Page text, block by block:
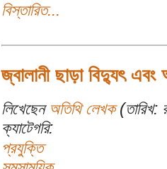
বিস্তারিত...
জ্বালানী ছাড়া বিদ্যুৎ
লিখেছেন অতিথি লেখক(তারিখ:
ক্যাটেগরি:
প্রযুক্তি